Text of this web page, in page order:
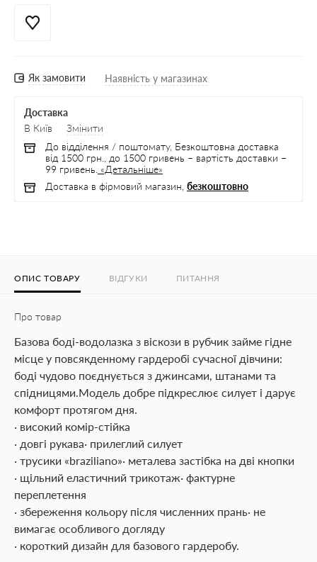
Як замовити Наявність у магазинах
Доставка
В Київ
Змінити
До відділення / поштомату, Безкоштовна доставка
від 1500 грн., до 1500 гривень – вартість доставки –
99 гривень. «Детальніше»
Доставка в фірмовий магазин, безкоштовно
ОПИС ТОВАРУ ВІДГУКИ ПИТАННЯ
Про товар
Базова боді-водолазка з віскози в рубчик займе гідне
місце у повсякденному гардеробі сучасної дівчини:
боді чудово поєднується з джинсами, штанами та
спідницями.Модель добре підкреслює силует і дарує
комфорт протягом дня.
· високий комір-стійка
· довгі рукава· прилеглий силует
· трусики «braziliano»· металева застібка на дві кнопки
· щільний еластичний трикотаж· фактурне
переплетення
· збереження кольору після численних прань· не
вимагає особливого догляду
· короткий дизайн для базового гардеробу.